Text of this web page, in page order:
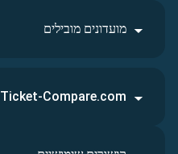
מועדונים מובילים
Ticket-Compare.com